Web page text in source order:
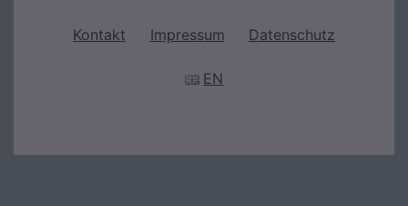
Kontakt Impressum Datenschutz
EN